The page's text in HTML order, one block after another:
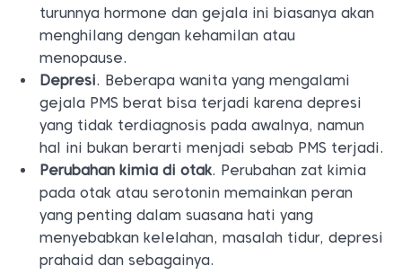
turunnya hormone dan gejala ini biasanya akan
menghilang dengan kehamilan atau
menopause.
Depresi. Beberapa wanita yang mengalami
gejala PMS berat bisa terjadi karena depresi
yang tidak terdiagnosis pada awalnya, namun
hal ini bukan berarti menjadi sebab PMS terjadi.
Perubahan kimia di otak. Perubahan zat kimia
pada otak atau serotonin memainkan peran
yang penting dalam suasana hati yang
menyebabkan kelelahan, masalah tidur, depresi
prahaid dan sebagainya.